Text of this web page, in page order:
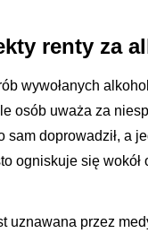
renty za
wywołanych
osób uważa za
sam doprowadził, a
ogniskuje się
uznawana przez